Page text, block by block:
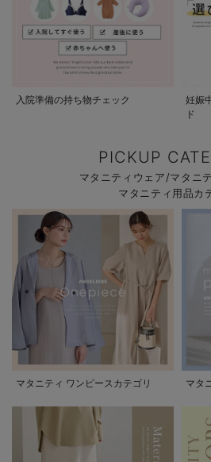
入院準備の持ち物チェック
妊娠
ド
PICKUP
マタニティウェア/マタニ
マタニティ用品カ
マタニティ ワンピースカテゴリ マタ